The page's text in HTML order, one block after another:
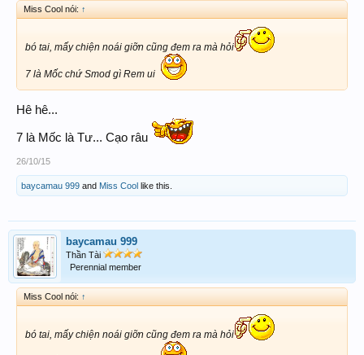
Miss Cool nói: ↑
bó tai, mấy chiện noái giỡn cũng đem ra mà hỏi
7 là Mốc chứ Smod gì Rem ui
Hê hê...
7 là Mốc là Tư... Cạo râu
26/10/15
baycamau 999 and Miss Cool like this.
baycamau 999
Thần Tài
Perennial member
Miss Cool nói: ↑
bó tai, mấy chiện noái giỡn cũng đem ra mà hỏi